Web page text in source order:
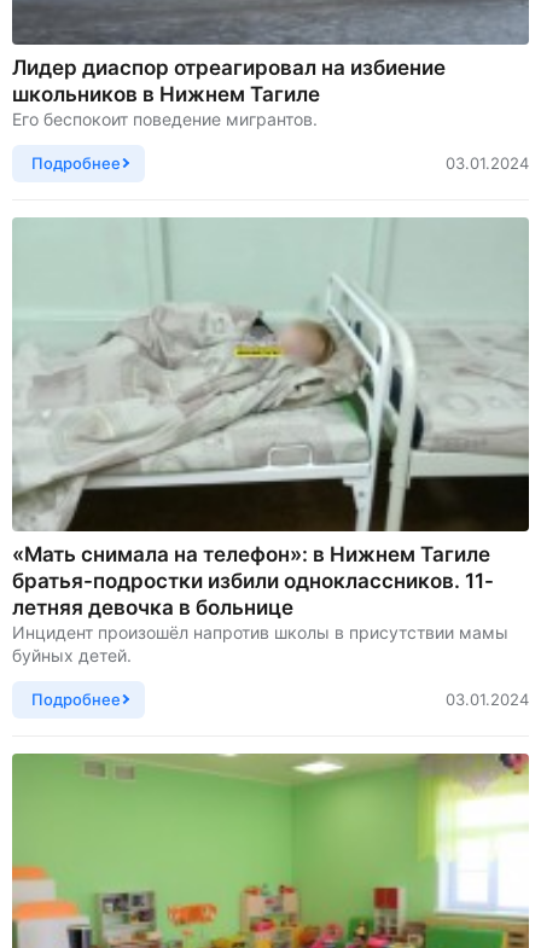
Лидер диаспор отреагировал на избиение
школьников в Нижнем Тагиле
Его беспокоит поведение мигрантов.
Подробнее 03.01.2024
«Мать снимала на телефон»: в Нижнем Тагиле
братья-подростки избили одноклассников. 11-
летняя девочка в больнице
Инцидент произошёл напротив школы в присутствии мамы
буйных детей.
Подробнее 03.01.2024